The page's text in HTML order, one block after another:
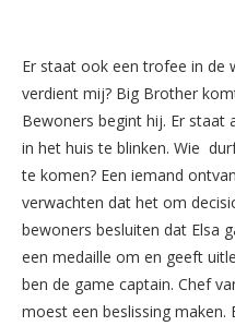
Er staat ook een trofee in de
verdient mij? Big Brother
Bewoners begint hij. Er staat
in het huis te blinken. Wie
te komen? Een iemand
verwachten dat het om
bewoners besluiten dat Elsa
een medaille om en geeft
ben de game captain. Chef
moest een beslissing maken.